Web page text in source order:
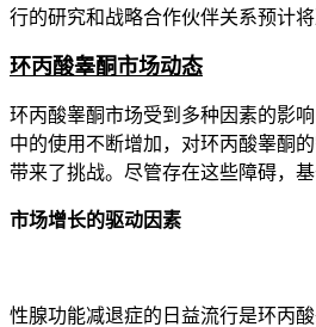
行的研究和战略合作伙伴关系预计
环丙酸睾酮市场动态
环丙酸睾酮市场受到多种因素的影
中的使用不断增加，对环丙酸睾酮
带来了挑战。尽管存在这些障碍，
市场增长的驱动因素
性腺功能减退症的日益流行是环丙